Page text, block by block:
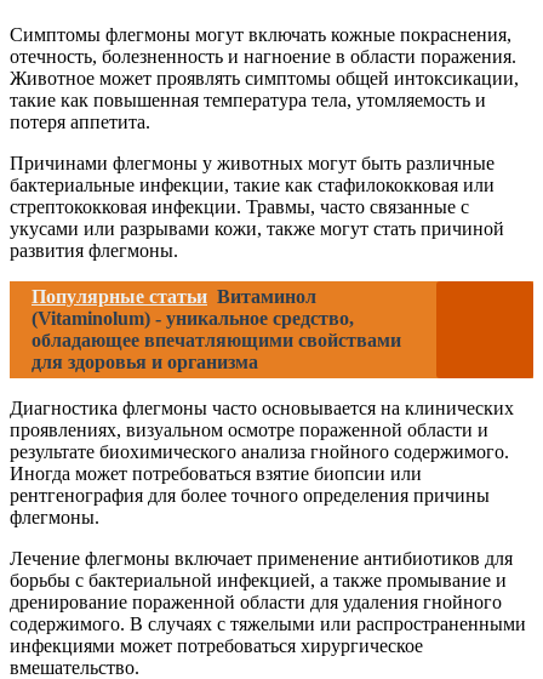
Симптомы флегмоны могут включать кожные покраснения,
отечность, болезненность и нагноение в области поражения.
Животное может проявлять симптомы общей интоксикации,
такие как повышенная температура тела, утомляемость и
потеря аппетита.
Причинами флегмоны у животных могут быть различные
бактериальные инфекции, такие как стафилококковая или
стрептококковая инфекции. Травмы, часто связанные с
укусами или разрывами кожи, также могут стать причиной
развития флегмоны.
Популярные статьи Витаминол
(Vitaminolum) - уникальное средство,
обладающее впечатляющими свойствами
для здоровья и организма
Диагностика флегмоны часто основывается на клинических
проявлениях, визуальном осмотре пораженной области и
результате биохимического анализа гнойного содержимого.
Иногда может потребоваться взятие биопсии или
рентгенография для более точного определения причины
флегмоны.
Лечение флегмоны включает применение антибиотиков для
борьбы с бактериальной инфекцией, а также промывание и
дренирование пораженной области для удаления гнойного
содержимого. В случаях с тяжелыми или распространенными
инфекциями может потребоваться хирургическое
вмешательство.